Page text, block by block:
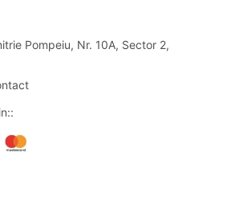
Pompeiu, Nr. 10A, Sector 2,